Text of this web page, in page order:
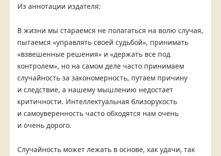
Из аннотации издателя:
В жизни мы стараемся не полагаться на волю случая,
пытаемся «управлять своей судьбой», принимать
«взвешенные решения» и «держать все под
контролем», но на самом деле часто принимаем
случайность за закономерность, путаем причину
и следствие, а нашему мышлению недостает
критичности. Интеллектуальная близорукость
и самоуверенность часто обходятся нам очень
и очень дорого.
Случайность может лежать в основе, как удачи, так